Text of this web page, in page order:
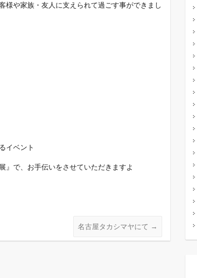
様や家族・友人に支えられて過ごす事ができまし
イベント
』で、お手伝いをさせていただきますよ
名古屋タカシマヤにて →